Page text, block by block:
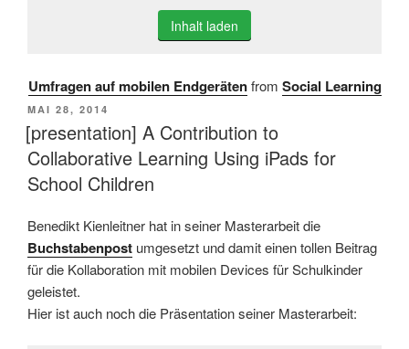
Inhalt laden
Umfragen auf mobilen Endgeräten from Social Learning
VERÖFFENTLICHT
AM
MAI 28, 2014
[presentation] A Contribution to
Collaborative Learning Using iPads for
School Children
Benedikt Kienleitner hat in seiner Masterarbeit die
Buchstabenpost umgesetzt und damit einen tollen Beitrag
für die Kollaboration mit mobilen Devices für Schulkinder
geleistet.
Hier ist auch noch die Präsentation seiner Masterarbeit: